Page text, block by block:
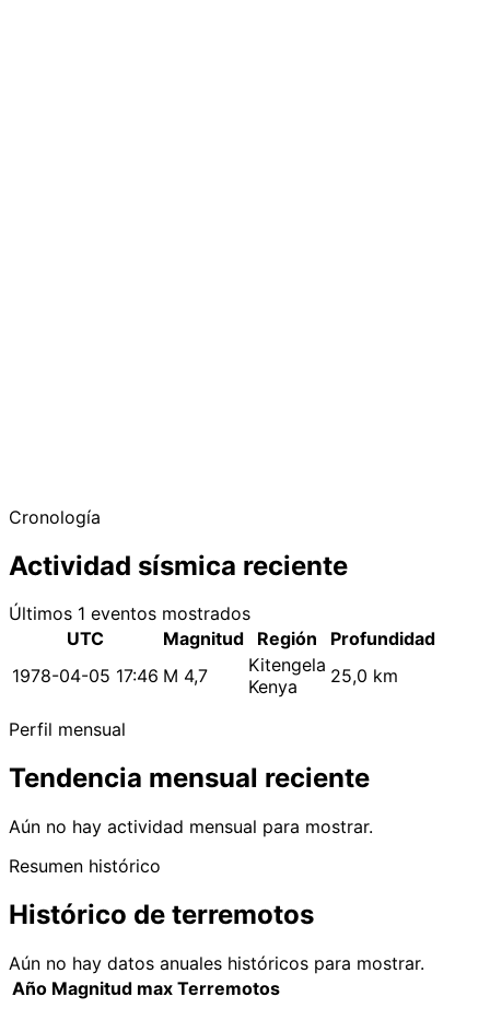
Cronología
Actividad sísmica reciente
Últimos 1 eventos mostrados
UTC
Magnitud Región
Profundidad
1978-04-05 17:46 M 4,7
Kitengela
Kenya
25,0 km
Perfil mensual
Tendencia mensual reciente
Aún no hay actividad mensual para mostrar.
Resumen histórico
Histórico de terremotos
Aún no hay datos anuales históricos para mostrar.
Año Magnitud max Terremotos